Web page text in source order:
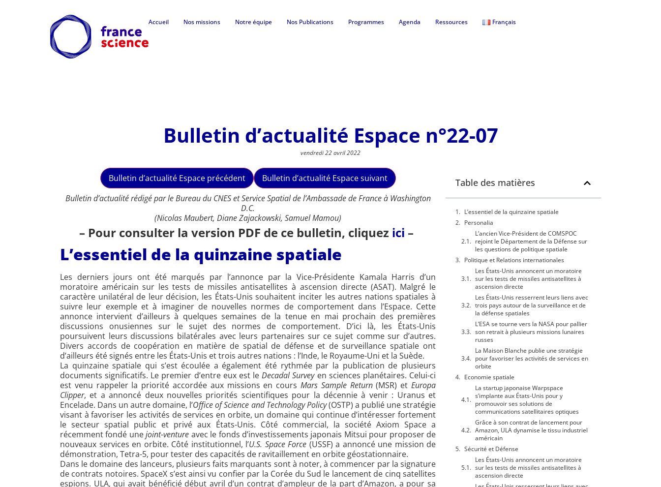
Accueil Nos missions Notre équipe Nos Publications Programmes Agenda Ressources Français
Bulletin d’actualité Espace n°22-07
vendredi 22 avril 2022
Bulletin d’actualité Espace précédent
Bulletin d’actualité Espace suivant
Bulletin d’actualité rédigé par le Bureau du CNES et Service Spatial de l’Ambassade de France à Washington
D.C.
(Nicolas Maubert, Diane Zajackowski, Samuel Mamou)
– Pour consulter la version PDF de ce bulletin, cliquez ici –
L’essentiel de la quinzaine spatiale
Les derniers jours ont été marqués par l’annonce par la Vice-Présidente Kamala Harris d’un
moratoire américain sur les tests de missiles antisatellites à ascension directe (ASAT). Malgré le
caractère unilatéral de leur décision, les États-Unis souhaitent inciter les autres nations spatiales à
suivre leur exemple et à imaginer de nouvelles normes de comportement dans l’Espace. Cette
annonce intervient d’ailleurs à quelques semaines de la tenue en mai prochain des premières
discussions onusiennes sur le sujet des normes de comportement. D’ici là, les États-Unis
poursuivent leurs discussions bilatérales avec leurs partenaires sur ce sujet comme sur d’autres.
Divers accords de coopération en matière de spatial de défense et de surveillance spatiale ont
d’ailleurs été signés entre les États-Unis et trois autres nations : l’Inde, le Royaume-Uni et la Suède.
La quinzaine spatiale qui s’est écoulée a également été rythmée par la publication de plusieurs
documents significatifs. Le premier d’entre eux est leDecadal Surveyen sciences planétaires. Celui-ci
est venu rappeler la priorité accordée aux missions en cours Mars Sample Return(MSR) etEuropa
Clipper, et a annoncé deux nouvelles priorités scientifiques pour la décennie à venir : Uranus et
Encelade. Dans un autre domaine, l’Office of Science and Technology Policy(OSTP) a publié une stratégie
visant à favoriser les activités de services en orbite, un domaine qui continue d’intéresser fortement
le secteur spatial public et privé aux États-Unis. Côté commercial, la société Axiom Space a
récemment fondé unejoint-venture avec le fonds d’investissements japonais Mitsui pour proposer de
nouveaux services en orbite. Côté institutionnel, l’U.S. Space Force (USSF) a annoncé une mission de
démonstration, Tetra-5, pour tester des capacités de ravitaillement en orbite géostationnaire.
Dans le domaine des lanceurs, plusieurs faits marquants sont à noter, à commencer par la signature
de contrats notoires. SpaceX s’est ainsi vu confier par la Corée du Sud le lancement de cinq satellites
espions. ULA, qui avait bénéficié début avril d’un contrat d’ampleur de la part d’Amazon, a pour sa
Table des matières
L’essentiel de la quinzaine spatiale
Personalia
L’ancien Vice-Président de COMSPOC
rejoint le Département de la Défense sur
les questions de politique spatiale
Politique et Relations internationales
Les États-Unis annoncent un moratoire
sur les tests de missiles antisatellites à
ascension directe
Les États-Unis resserrent leurs liens avec
trois pays autour de la surveillance et de
la défense spatiales
L’ESA se tourne vers la NASA pour pallier
son retrait à plusieurs missions lunaires
russes
La Maison Blanche publie une stratégie
pour favoriser les activités de services en
orbite
Economie spatiale
La startup japonaise Warpspace
s’implante aux États-Unis pour y
promouvoir ses solutions de
communications satellitaires optiques
Grâce à son contrat de lancement pour
Amazon, ULA dynamise le tissu industriel
américain
Sécurité et Défense
Les États-Unis annoncent un moratoire
sur les tests de missiles antisatellites à
ascension directe